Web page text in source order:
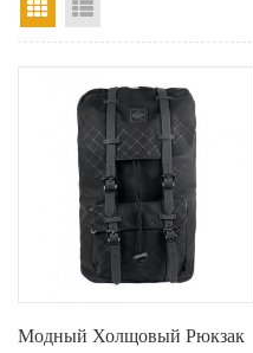
вид сетки
Модный Холщовый Рюкзак